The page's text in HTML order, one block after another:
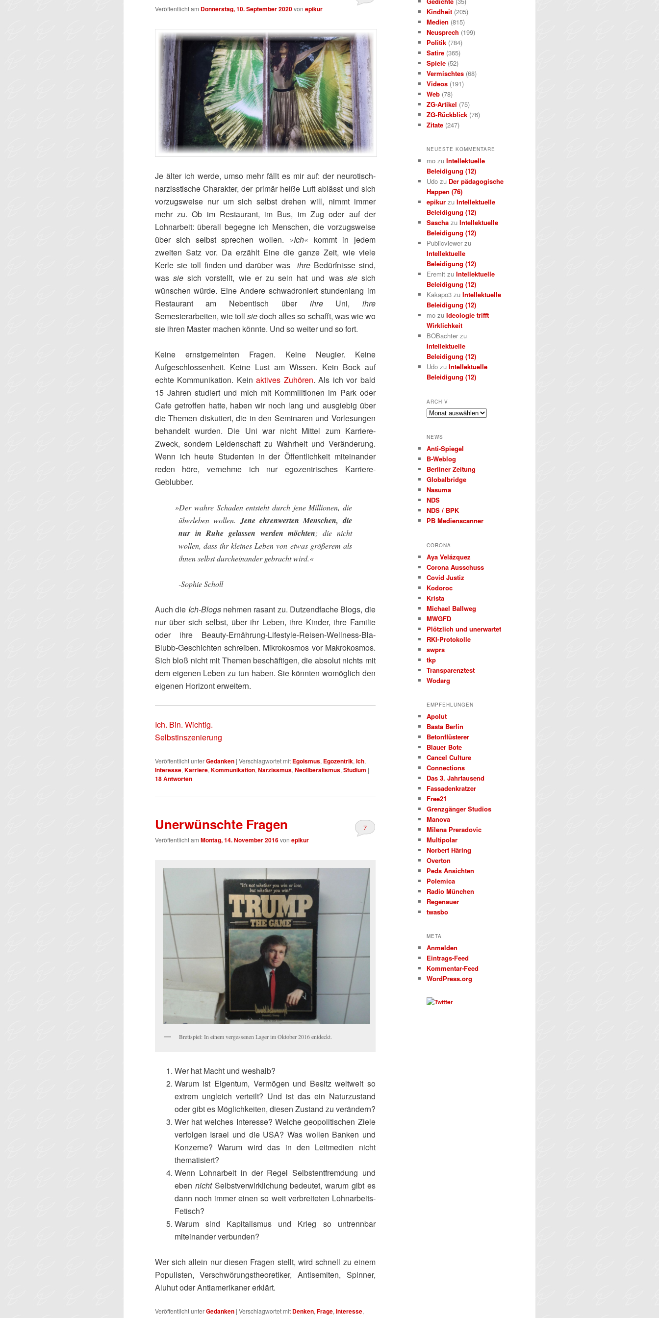
Veröffentlicht am Donnerstag, 10. September 2020von epikur
Je älter ich werde, umso mehr fällt es mir auf: der neurotisch-
narzisstische Charakter, der primär heiße Luft ablässt und sich
vorzugsweise nur um sich selbst drehen will, nimmt immer
mehr zu. Ob im Restaurant, im Bus, im Zug oder auf der
Lohnarbeit: überall begegne ich Menschen, die vorzugsweise
über sich selbst sprechen wollen. »Ich« kommt in jedem
zweiten Satz vor. Da erzählt Eine die ganze Zeit, wie viele
Kerle sie toll finden und darüber wasihre Bedürfnisse sind,
was sie sich vorstellt, wie er zu sein hat und was siesich
wünschen würde. Eine Andere schwadroniert stundenlang im
Restaurant am Nebentisch über ihreUni, ihre
Semesterarbeiten, wie tollsiedoch alles so schafft, was wie wo
sie ihren Master machen könnte. Und so weiter und so fort.
Keine ernstgemeinten Fragen. Keine Neugier. Keine
Aufgeschlossenheit. Keine Lust am Wissen. Kein Bock auf
echte Kommunikation. Keinaktives Zuhören. Als ich vor bald
15 Jahren studiert und mich mit Kommilitionen im Park oder
Cafe getroffen hatte, haben wir noch lang und ausgiebig über
die Themen diskutiert, die in den Seminaren und Vorlesungen
behandelt wurden. Die Uni war nicht Mittel zum Karriere-
Zweck, sondern Leidenschaft zu Wahrheit und Veränderung.
Wenn ich heute Studenten in der Öffentlichkeit miteinander
reden höre, vernehme ich nur egozentrisches Karriere-
Geblubber.
»Der wahre Schaden entsteht durch jene Millionen, die
überleben wollen.Jene ehrenwerten Menschen, die
nur in Ruhe gelassen werden möchten; die nicht
wollen, dass ihr kleines Leben von etwas größerem als
ihnen selbst durcheinander gebracht wird.«
-Sophie Scholl
Auch die Ich-Blogsnehmen rasant zu. Dutzendfache Blogs, die
nur über sich selbst, über ihr Leben, ihre Kinder, ihre Familie
oder ihre Beauty-Ernährung-Lifestyle-Reisen-Wellness-Bla-
Blubb-Geschichten schreiben. Mikrokosmos vor Makrokosmos.
Sich bloß nicht mit Themen beschäftigen, die absolut nichts mit
dem eigenen Leben zu tun haben. Sie könnten womöglich den
eigenen Horizont erweitern.
Ich. Bin. Wichtig.
Selbstinszenierung
Veröffentlicht unterGedanken | Verschlagwortet mit Egoismus, Egozentrik, Ich,
Interesse, Karriere, Kommunikation, Narzissmus, Neoliberalismus, Studium |
18Antworten
Unerwünschte Fragen
Veröffentlicht am Montag, 14. November 2016von epikur
7
Brettspiel: In einem vergessenen Lager im Oktober 2016 entdeckt.
Wer hat Macht und weshalb?
Warum ist Eigentum, Vermögen und Besitz weltweit so
extrem ungleich verteilt? Und ist das ein Naturzustand
oder gibt es Möglichkeiten, diesen Zustand zu verändern?
Wer hat welches Interesse? Welche geopolitischen Ziele
verfolgen Israel und die USA? Was wollen Banken und
Konzerne? Warum wird das in den Leitmedien nicht
thematisiert?
Wenn Lohnarbeit in der Regel Selbstentfremdung und
eben nichtSelbstverwirklichung bedeutet, warum gibt es
dann noch immer einen so weit verbreiteten Lohnarbeits-
Fetisch?
Warum sind Kapitalismus und Krieg so untrennbar
miteinander verbunden?
Wer sich allein nur diesen Fragen stellt, wird schnell zu einem
Populisten, Verschwörungstheoretiker, Antisemiten, Spinner,
Aluhut oder Antiamerikaner erklärt.
Veröffentlicht unterGedanken | Verschlagwortet mit Denken, Frage, Interesse,
Kindheit (205)
Medien (815)
Neusprech (199)
Politik (784)
Satire (365)
Spiele (52)
Vermischtes (68)
Videos (191)
Web (78)
ZG-Artikel (75)
ZG-Rückblick (76)
Zitate (247)
NEUESTE KOMMENTARE
mo zuIntellektuelle
Beleidigung (12)
Udo zu Der pädagogische
Happen (76)
epikur zuIntellektuelle
Beleidigung (12)
Sascha zuIntellektuelle
Beleidigung (12)
Publicviewer zu
Intellektuelle
Beleidigung (12)
Eremit zuIntellektuelle
Beleidigung (12)
Kakapo3 zuIntellektuelle
Beleidigung (12)
mo zuIdeologie trifft
Wirklichkeit
BOBachter zu
Intellektuelle
Beleidigung (12)
Udo zuIntellektuelle
Beleidigung (12)
ARCHIV
Archiv
NEWS
Anti-Spiegel
B‑Weblog
Berliner Zeitung
Globalbridge
Nasuma
NDS
NDS / BPK
PB Medienscanner
CORONA
Aya Velázquez
Corona Ausschuss
Covid Justiz
Kodoroc
Krista
Michael Ballweg
MWGFD
Plötzlich und unerwartet
RKI-Protokolle
swprs
tkp
Transparenztest
Wodarg
EMPFEHLUNGEN
Apolut
Basta Berlin
Betonflüsterer
Blauer Bote
Cancel Culture
Connections
Das 3. Jahrtausend
Fassadenkratzer
Free21
Grenzgänger Studios
Manova
Milena Preradovic
Multipolar
Norbert Häring
Overton
Peds Ansichten
Polemica
Radio München
Regenauer
twasbo
META
Anmelden
Eintrags-Feed
Kommentar-Feed
WordPress.org